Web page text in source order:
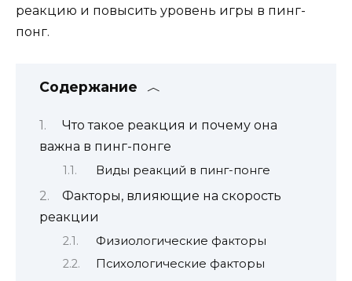
реакцию и повысить уровень игры в пинг-
понг.
Содержание
Что такое реакция и почему она
важна в пинг-понге
Виды реакций в пинг-понге
Факторы, влияющие на скорость
реакции
Физиологические факторы
Психологические факторы